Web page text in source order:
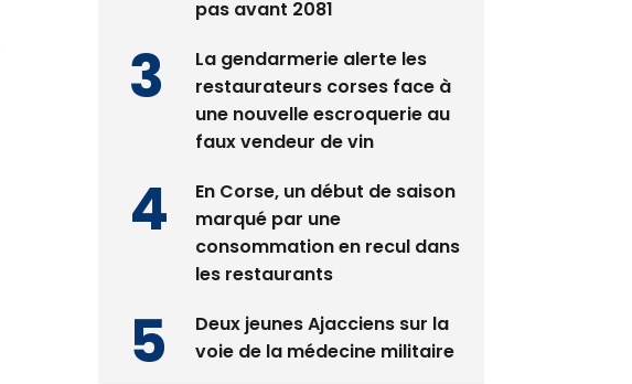
une nouvelle escroquerie au
faux vendeur de vin
En Corse, un début de saison
consommation en recul dans
les restaurants
Deux jeunes Ajacciens sur la